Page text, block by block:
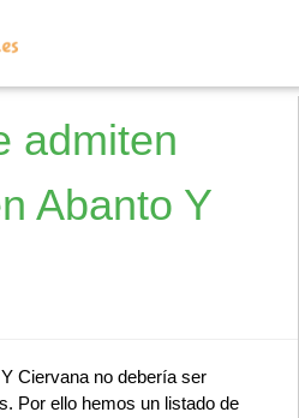
admiten
Abanto Y
Ciervana no debería ser
Por ello hemos un listado de